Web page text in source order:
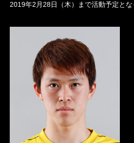
2019年2月28日（木）まで活動予定とな